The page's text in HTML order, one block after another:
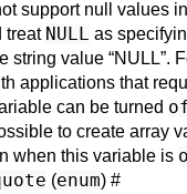
support null values
treat NULL as
string value “NULL”.
applications that
can be turned
to create array
when this variable is
(enum) #